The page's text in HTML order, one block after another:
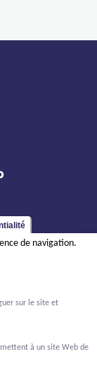
de navigation.
sur le site et
à un site Web de